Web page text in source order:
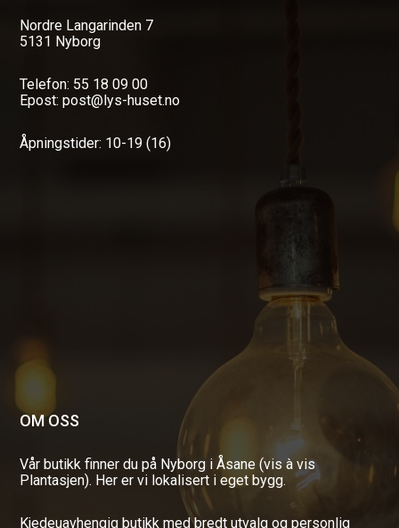
Nordre Langarinden 7
5131 Nyborg
Telefon: 55 18 09 00
Epost: post@lys-huset.no
Åpningstider: 10-19 (16)
OM OSS
Vår butikk finner du på Nyborg i Åsane (vis à vis
Plantasjen). Her er vi lokalisert i eget bygg.
Kjedeuavhengig butikk med bredt utvalg og personlig